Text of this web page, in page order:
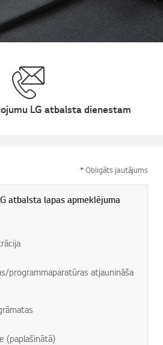
LG atbalsta dienestam
*Obligāts jautājums
lauks
atbalsta lapas apmeklējuma
programmaparatūras atjaunināša
(paplašinātā)